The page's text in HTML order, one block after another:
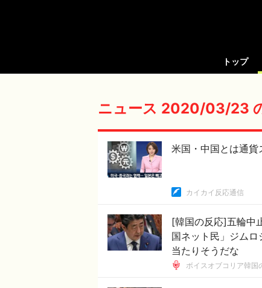
トップ
ニュース 2020/03/23
米国・中国とは通
カイカイ反応通信
[韓国の反応]五輪中
国ネット民」ジム
当たりそうだな
ボイスオブコリア韓国